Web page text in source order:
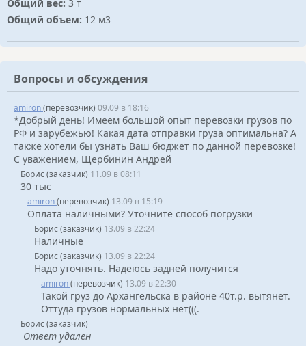
Общий вес: 3 т
Общий объем: 12 м3
Вопросы и обсуждения
amiron(перевозчик) 09.09 в 18:16
*Добрый день! Имеем большой опыт перевозки грузов по
РФ и зарубежью! Какая дата отправки груза оптимальна? А
также хотели бы узнать Ваш бюджет по данной перевозке!
С уважением, Щербинин Андрей
Борис (заказчик) 11.09 в 08:11
30 тыс
amiron(перевозчик) 13.09 в 15:19
Оплата наличными? Уточните способ погрузки
Борис (заказчик) 13.09 в 22:24
Наличные
Борис (заказчик) 13.09 в 22:24
Надо уточнять. Надеюсь задней получится
amiron(перевозчик) 13.09 в 22:30
Такой груз до Архангельска в районе 40т.р. вытянет.
Оттуда грузов нормальных нет(((.
Борис (заказчик)
Ответ удален